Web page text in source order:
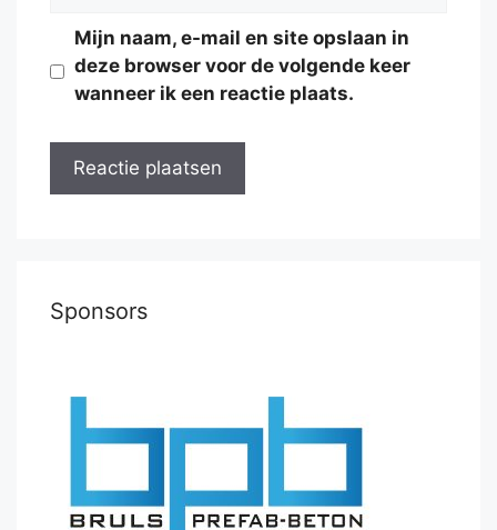
Mijn naam, e-mail en site opslaan in
deze browser voor de volgende keer
wanneer ik een reactie plaats.
Sponsors